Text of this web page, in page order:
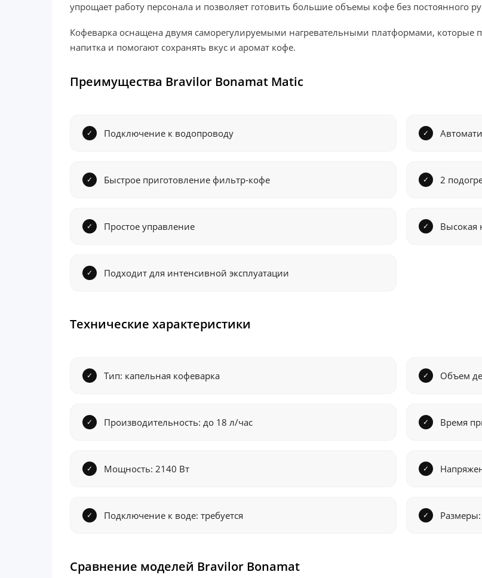
упрощает работу персонала и позволяет готовить большие объемы кофе без постоянного
Кофеварка оснащена двумя саморегулируемыми нагревательными платформами, которые
напитка и помогают сохранять вкус и аромат кофе.
Преимущества Bravilor Bonamat Matic
Подключение к водопроводу
Быстрое приготовление фильтр-кофе 2
Простое управление Высокая
Подходит для интенсивной эксплуатации
Технические характеристики
Тип: капельная кофеварка Объем
Производительность: до 18 л/час Время
Мощность: 2140 Вт
Подключение к воде: требуется
Сравнение моделей Bravilor Bonamat